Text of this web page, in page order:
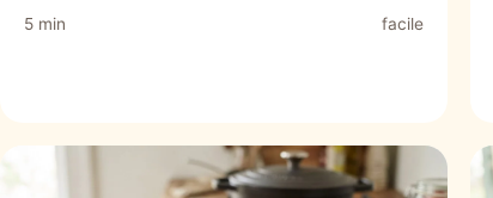
5 min facile